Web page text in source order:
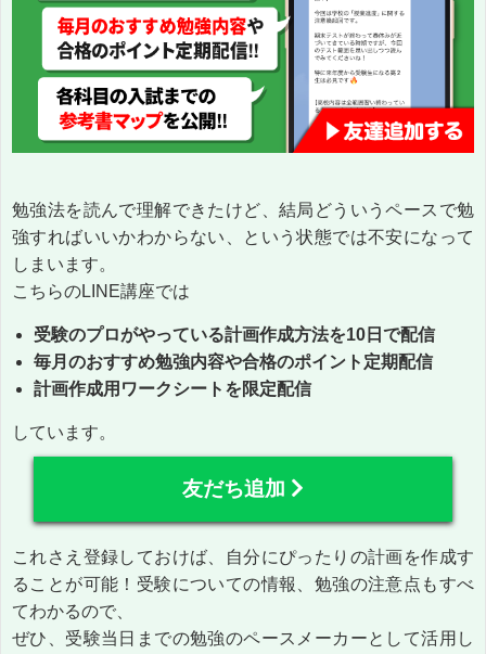
勉強法を読んで理解できたけど、結局どういうペースで勉
強すればいいかわからない、という状態では不安になって
しまいます。
こちらのLINE講座では
受験のプロがやっている計画作成方法を10日で配信
毎月のおすすめ勉強内容や合格のポイント定期配信
計画作成用ワークシートを限定配信
しています。
友だち追加
これさえ登録しておけば、自分にぴったりの計画を作成す
ることが可能！受験についての情報、勉強の注意点もすべ
てわかるので、
ぜひ、受験当日までの勉強のペースメーカーとして活用し